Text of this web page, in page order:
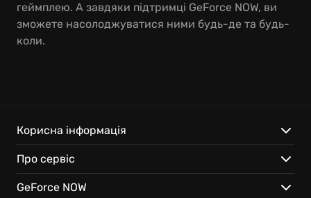
геймплею. А завдяки підтримці GeForce NOW, ви
зможете насолоджуватися ними будь-де та будь-
коли.
Корисна інформація
Про сервіс
GeForce NOW